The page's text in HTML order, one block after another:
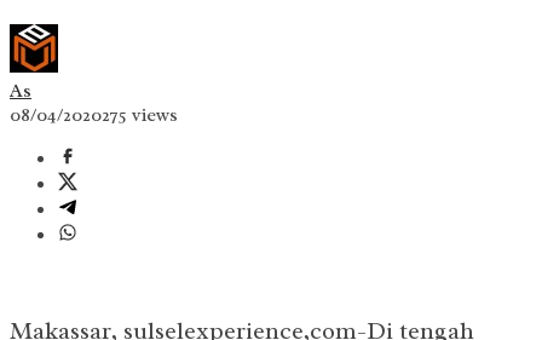
As
08/04/2020275 views
Makassar, sulselexperience,com-Di tengah